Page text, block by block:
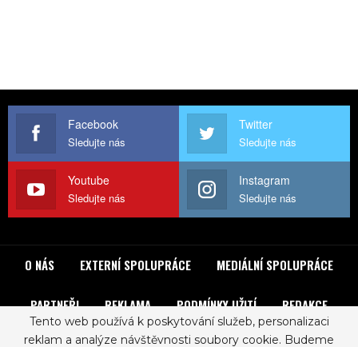
Facebook
Sledujte nás
Twitter
Sledujte nás
Youtube
Sledujte nás
Instagram
Sledujte nás
O NÁS EXTERNÍ SPOLUPRÁCE MEDIÁLNÍ SPOLUPRÁCE
PARTNEŘI REKLAMA PODMÍNKY UŽITÍ REDAKCE
Tento web používá k poskytování služeb, personalizaci
reklam a analýze návštěvnosti soubory cookie. Budeme